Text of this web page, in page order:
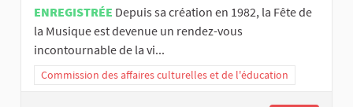
ENREGISTRÉE Depuis sa création en 1982, la Fête de
la Musique est devenue un rendez-vous
incontournable de la vi...
Commission des affaires culturelles et de l'éducation